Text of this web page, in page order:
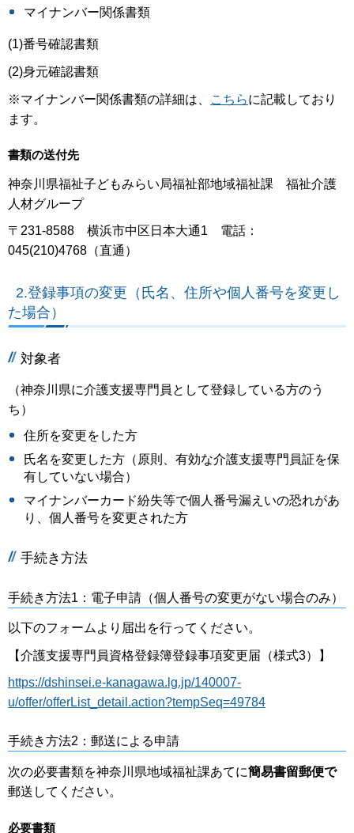
マイナンバー関係書類
(1)番号確認書類
(2)身元確認書類
※マイナンバー関係書類の詳細は、 こちらに記載しており
ます。
書類の送付先
神奈川県福祉子どもみらい局福祉部地域福祉課 福祉介護
人材グループ
〒231-8588 横浜市中区日本大通1 電話：
045(210)4768（直通）
2.登録事項の変更（氏名、住所や個人番号を変更し
た場合）
対象者
（神奈川県に介護支援専門員として登録している方のう
ち）
住所を変更をした方
氏名を変更した方（原則、有効な介護支援専門員証を保
有していない場合）
マイナンバーカード紛失等で個人番号漏えいの恐れがあ
り、個人番号を変更された方
手続き方法
手続き方法1：電子申請（個人番号の変更がない場合のみ）
以下のフォームより届出を行ってください。
【介護支援専門員資格登録簿登録事項変更届（様式3）】
https://dshinsei.e-kanagawa.lg.jp/140007-
u/offer/offerList_detail.action?tempSeq=49784
手続き方法2：郵送による申請
次の必要書類を神奈川県地域福祉課あてに簡易書留郵便で
郵送してください。
必要書類